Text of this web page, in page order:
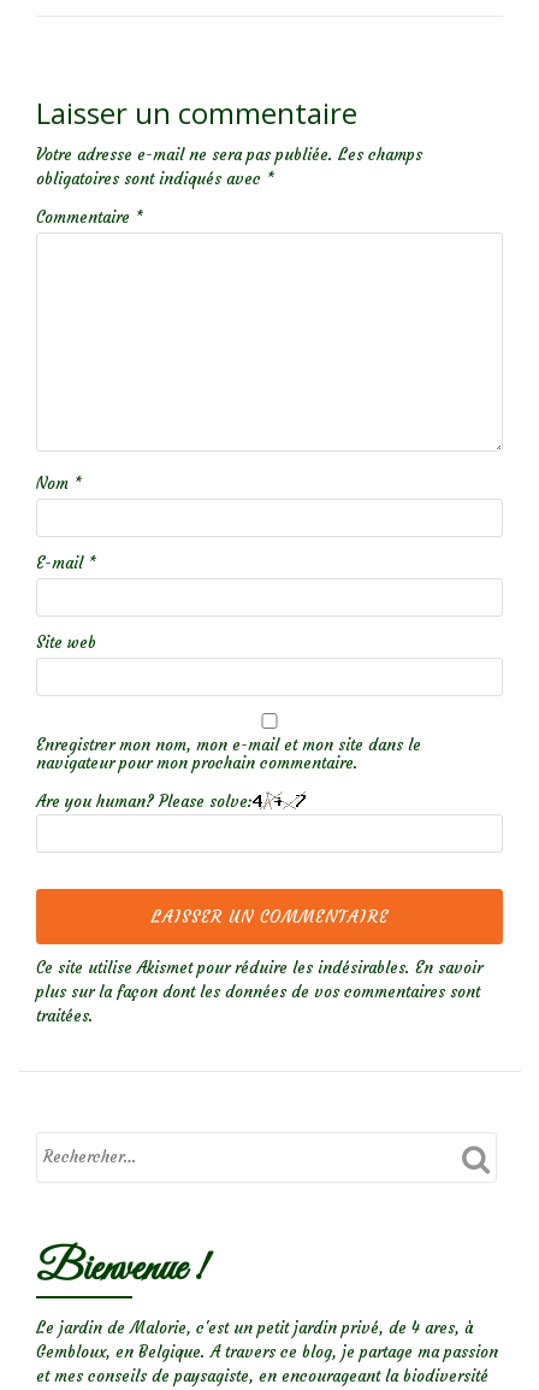
Laisser un commentaire
Votre adresse e-mail ne sera pas publiée. Les champs
obligatoires sont indiqués avec *
Commentaire *
Nom *
E-mail *
Site web
Enregistrer mon nom, mon e-mail et mon site dans le
navigateur pour mon prochain commentaire.
Are you human? Please solve:
Ce site utilise Akismet pour réduire les indésirables. En savoir
plus sur la façon dont les données de vos commentaires sont
traitées.
Bienvenue !
Le jardin de Malorie, c'est un petit jardin privé, de 4 ares, à
Gembloux, en Belgique. A travers ce blog, je partage ma passion
et mes conseils de paysagiste, en encourageant la biodiversité